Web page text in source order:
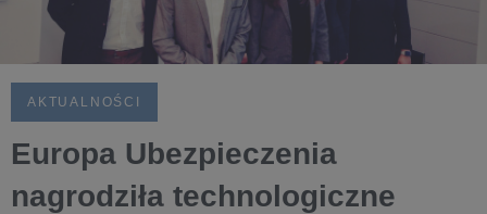
AKTUALNOŚCI
Europa Ubezpieczenia
nagrodziła technologiczne